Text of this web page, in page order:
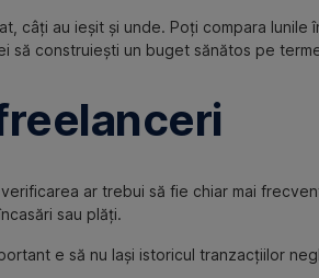
câți au ieșit și unde. Poți compara
să construiești un buget sănătos pe
ar trebui să fie chiar mai
sau plăți.
e să nu lași istoricul tranzacțiilor